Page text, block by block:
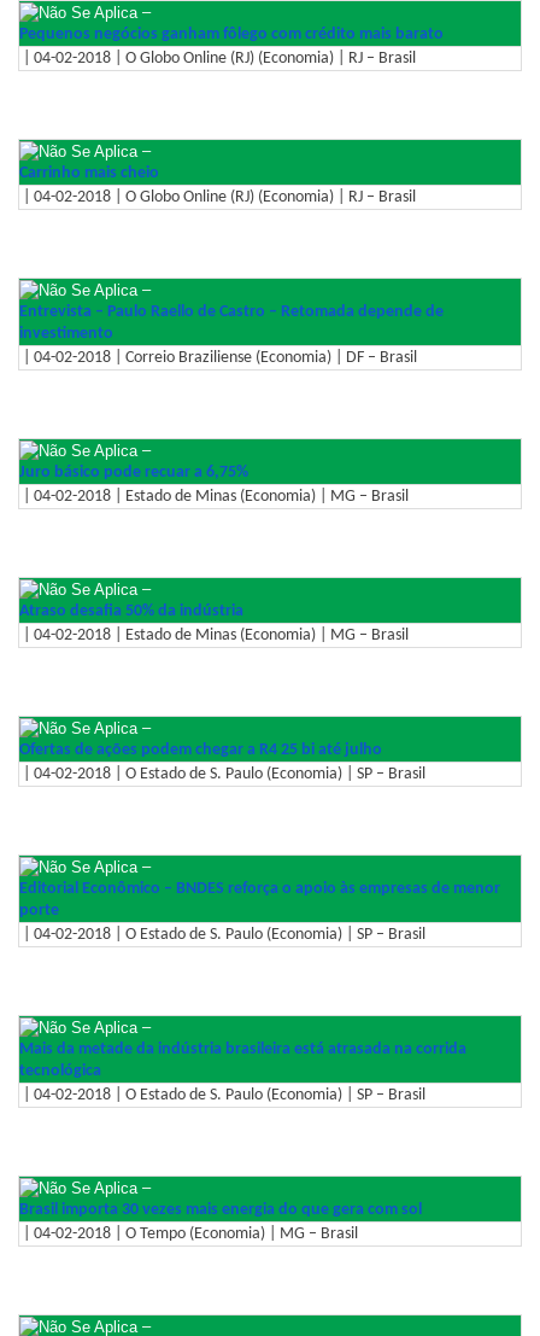
–
Pequenos negócios ganham fôlego com crédito mais barato
| 04-02-2018 | O Globo Online (RJ) (Economia) | RJ – Brasil
–
Carrinho mais cheio
| 04-02-2018 | O Globo Online (RJ) (Economia) | RJ – Brasil
–
Entrevista – Paulo Raello de Castro – Retomada depende de
investimento
| 04-02-2018 | Correio Braziliense (Economia) | DF – Brasil
–
Juro básico pode recuar a 6,75%
| 04-02-2018 | Estado de Minas (Economia) | MG – Brasil
–
Atraso desafia 50% da indústria
| 04-02-2018 | Estado de Minas (Economia) | MG – Brasil
–
Ofertas de ações podem chegar a R4 25 bi até julho
| 04-02-2018 | O Estado de S. Paulo (Economia) | SP – Brasil
–
Editorial Econômico – BNDES reforça o apoio às empresas de menor
porte
| 04-02-2018 | O Estado de S. Paulo (Economia) | SP – Brasil
–
Mais da metade da indústria brasileira está atrasada na corrida
tecnológica
| 04-02-2018 | O Estado de S. Paulo (Economia) | SP – Brasil
–
Brasil importa 30 vezes mais energia do que gera com sol
| 04-02-2018 | O Tempo (Economia) | MG – Brasil
–